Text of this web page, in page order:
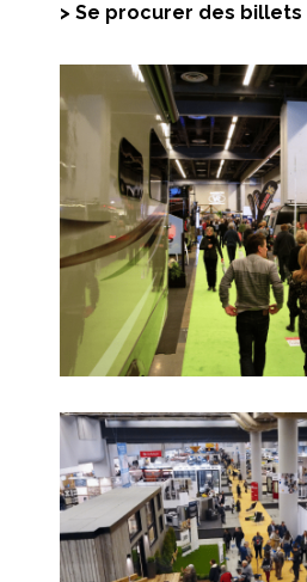
> Se procurer des billets